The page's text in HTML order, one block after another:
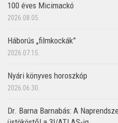
100 éves Micimackó
2026.08.05.
Háborús „filmkockák”
2026.07.15.
Nyári könyves horoszkóp
2026.06.30.
Dr. Barna Barnabás: A